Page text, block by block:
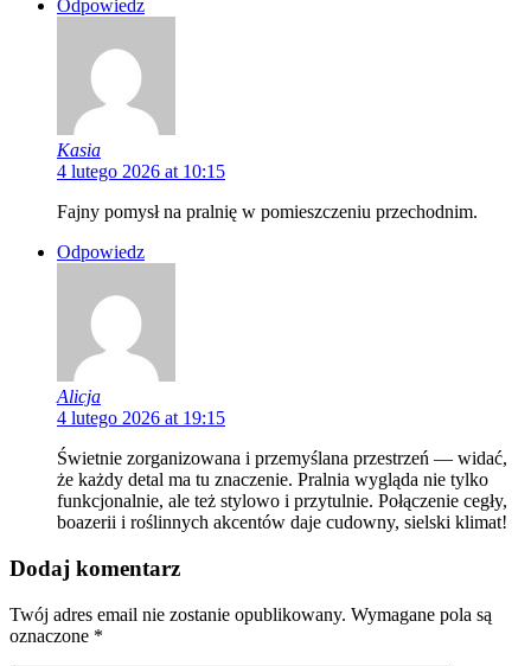
Odpowiedz
Kasia
4 lutego 2026 at 10:15
Fajny pomysł na pralnię w pomieszczeniu przechodnim.
Odpowiedz
Alicja
4 lutego 2026 at 19:15
Świetnie zorganizowana i przemyślana przestrzeń — widać,
że każdy detal ma tu znaczenie. Pralnia wygląda nie tylko
funkcjonalnie, ale też stylowo i przytulnie. Połączenie cegły,
boazerii i roślinnych akcentów daje cudowny, sielski klimat!
Dodaj komentarz
Twój adres email nie zostanie opublikowany. Wymagane pola są
oznaczone *